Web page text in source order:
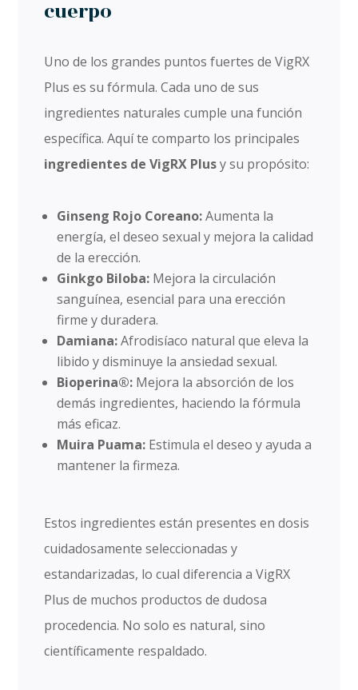
cuerpo
Uno de los grandes puntos fuertes de VigRX
Plus es su fórmula. Cada uno de sus
ingredientes naturales cumple una función
específica. Aquí te comparto los principales
ingredientes de VigRX Plusy su propósito:
Ginseng Rojo Coreano:Aumenta la
energía, el deseo sexual y mejora la calidad
de la erección.
Ginkgo Biloba:Mejora la circulación
sanguínea, esencial para una erección
firme y duradera.
Damiana:Afrodisíaco natural que eleva la
libido y disminuye la ansiedad sexual.
Bioperina®:Mejora la absorción de los
demás ingredientes, haciendo la fórmula
más eficaz.
Muira Puama:Estimula el deseo y ayuda a
mantener la firmeza.
Estos ingredientes están presentes en dosis
cuidadosamente seleccionadas y
estandarizadas, lo cual diferencia a VigRX
Plus de muchos productos de dudosa
procedencia. No solo es natural, sino
científicamente respaldado.